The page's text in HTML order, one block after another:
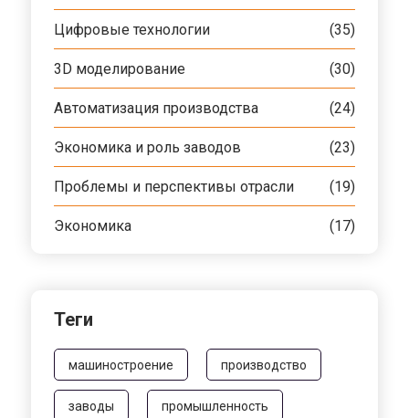
Цифровые технологии (35)
3D моделирование (30)
Автоматизация производства (24)
Экономика и роль заводов (23)
Проблемы и перспективы отрасли (19)
Экономика (17)
Теги
машиностроение производство
заводы промышленность